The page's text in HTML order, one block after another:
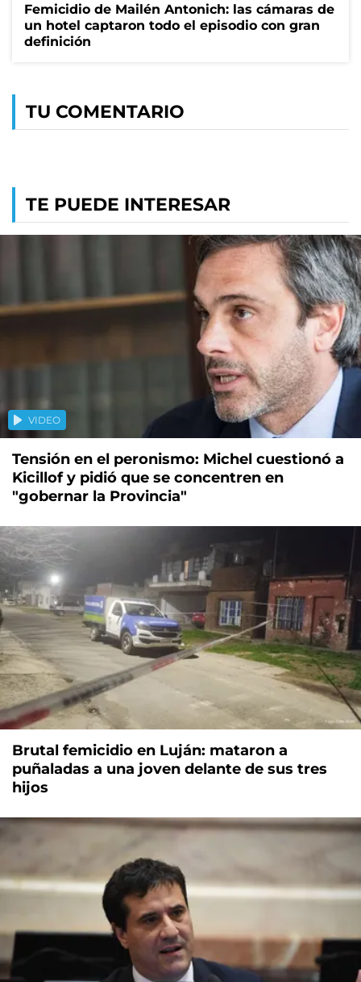
Femicidio de Mailén Antonich: las cámaras de
un hotel captaron todo el episodio con gran
definición
TU COMENTARIO
TE PUEDE INTERESAR
VIDEO
Tensión en el peronismo: Michel cuestionó a
Kicillof y pidió que se concentren en
"gobernar la Provincia"
Brutal femicidio en Luján: mataron a
puñaladas a una joven delante de sus tres
hijos